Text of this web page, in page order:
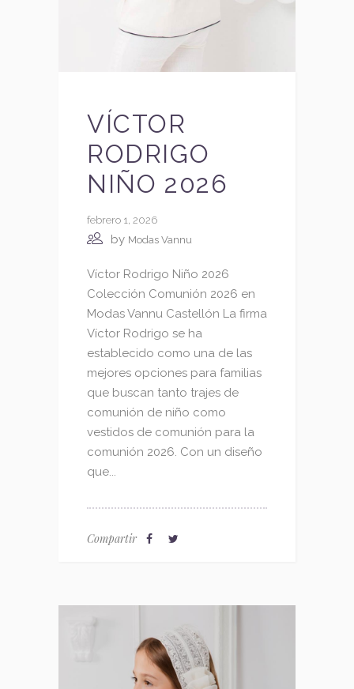
VÍCTOR
RODRIGO
NIÑO 2026
febrero 1, 2026
by Modas Vannu
Víctor Rodrigo Niño 2026
Colección Comunión 2026 en
Modas Vannu Castellón La firma
Víctor Rodrigo se ha
establecido como una de las
mejores opciones para familias
que buscan tanto trajes de
comunión de niño como
vestidos de comunión para la
comunión 2026. Con un diseño
que...
Compartir